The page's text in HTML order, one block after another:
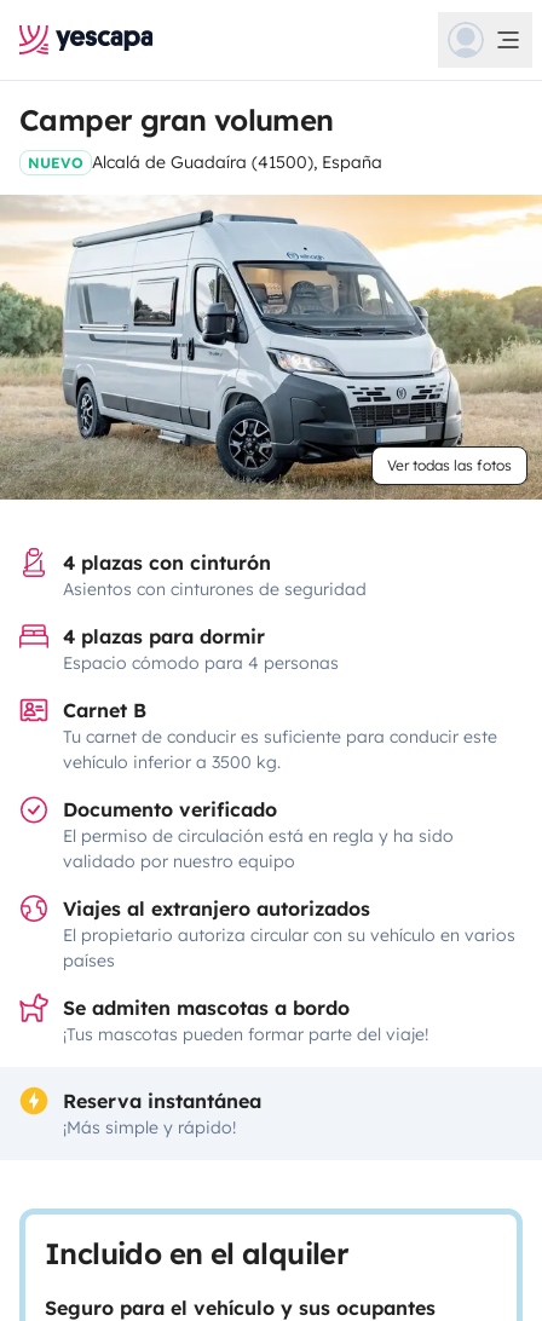
Camper gran volumen
NUEVO Alcalá de Guadaíra (41500), España
Ver todas las fotos
4 plazas con cinturón
Asientos con cinturones de seguridad
4 plazas para dormir
Espacio cómodo para 4 personas
Carnet B
Tu carnet de conducir es suficiente para conducir este
vehículo inferior a 3500 kg.
Documento verificado
El permiso de circulación está en regla y ha sido
validado por nuestro equipo
Viajes al extranjero autorizados
El propietario autoriza circular con su vehículo en varios
países
Se admiten mascotas a bordo
¡Tus mascotas pueden formar parte del viaje!
Reserva instantánea
¡Más simple y rápido!
Incluido en el alquiler
Seguro para el vehículo y sus ocupantes